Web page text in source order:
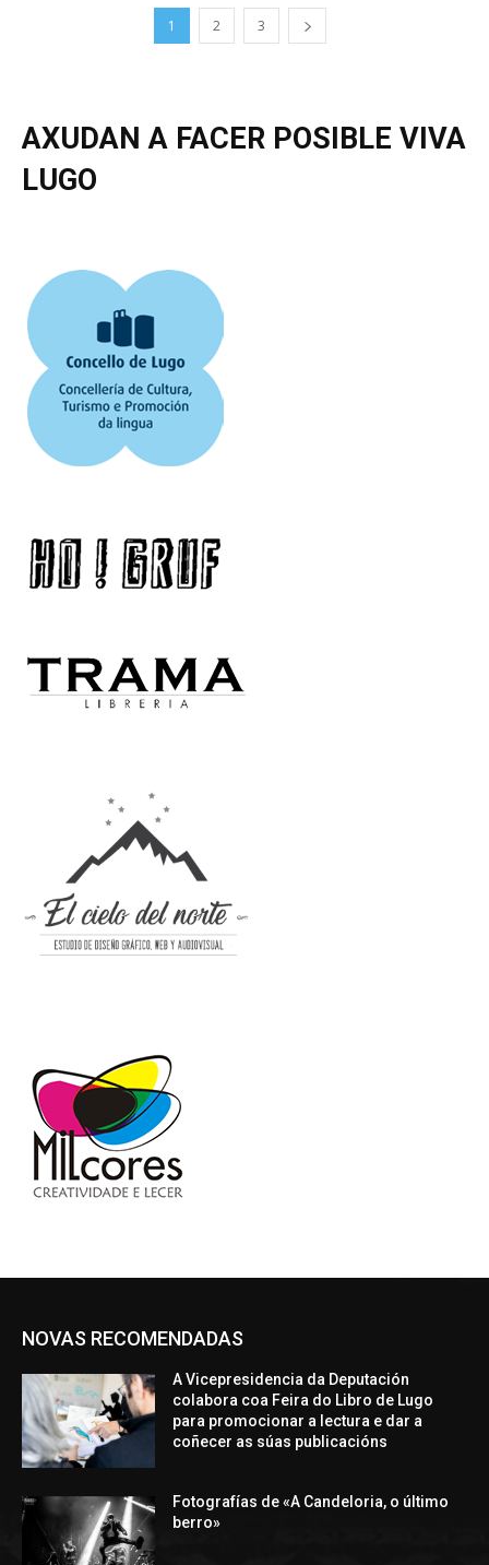
1 2 3
AXUDAN A FACER POSIBLE VIVA
LUGO
NOVAS RECOMENDADAS
A Vicepresidencia da Deputación
colabora coa Feira do Libro de Lugo
para promocionar a lectura e dar a
coñecer as súas publicacións
Fotografías de «A Candeloria, o último
berro»